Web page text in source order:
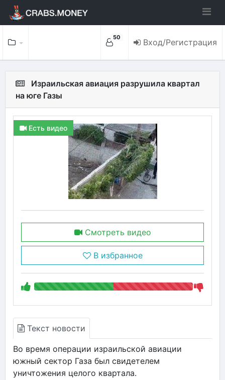
50 Вход/Регистрация
Израильская авиация разрушила квартал
на юге Газы
Есть видео
Смотреть видео
В избранное
Текст новости
Во время операции израильской авиации
южный сектор Газа был свидетелем
уничтожения целого квартала.